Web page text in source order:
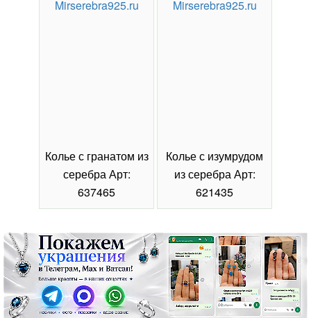
Колье с гранатом из
серебра Арт:
637465
Колье с изумрудом
из серебра Арт:
621435